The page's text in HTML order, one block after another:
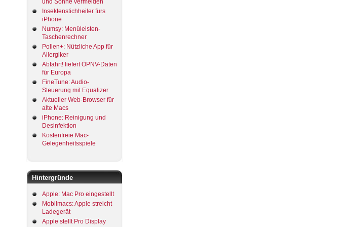
und Sonne vermeiden
Insektenstichheiler fürs
iPhone
Numsy: Menüleisten-
Taschenrechner
Pollen+: Nützliche App für
Allergiker
Abfahrt! liefert ÖPNV-Daten
für Europa
FineTune: Audio-
Steuerung mit Equalizer
Aktueller Web-Browser für
alte Macs
iPhone: Reinigung und
Desinfektion
Kostenfreie Mac-
Gelegenheitsspiele
Hintergründe
Apple: Mac Pro eingestellt
Mobilmacs: Apple streicht
Ladegerät
Apple stellt Pro Display